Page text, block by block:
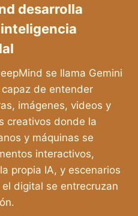
desarrolla
inteligencia
se llama Gemini
de entender
imágenes, videos y
creativos donde la
y máquinas se
interactivos,
propia IA, y escenarios
digital se entrecruzan